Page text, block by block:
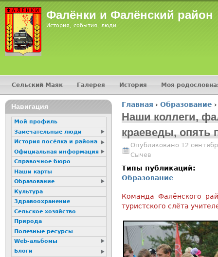
Фалёнки и Фалёнский район
История, события, люди
Вы здесь
Главная › Образование ›
Наши коллеги,
краеведы, опять
Опубликовано 12
Сычев
Типы публикаций:
Образование
Команда Фалёнского
туристского слёта
Главное меню
Сельский Маяк Галерея История Моя
16+
Навигация
Мой профиль
Замечательные люди
История посёлка и района
Официальная информация
Справочное бюро
Наши карты
Образование
Культура
Здравоохранение
Сельское хозяйство
Природа
Полезные ресурсы
Web-альбомы
Блоги